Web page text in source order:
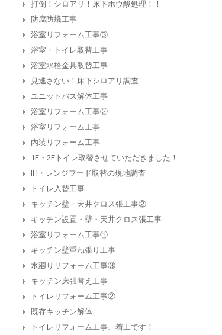
打倒！シロアリ！床下ホウ酸処理！！
防腐防蟻工事
浴室リフォーム工事③
浴室・トイレ取替工事
浴室水栓金具取替工事
見逃さない！床下シロアリ調査
ユニットバス解体工事
浴室リフォーム工事②
浴室リフォーム工事
内装リフォーム工事
1F・2Fトイレ取替させていただきました！
IH・レンジフード取替の現地調査
トイレ入替工事
キッチン壁・天井クロス張工事②
キッチン設置・壁・天井クロス張工事
浴室リフォーム工事①
キッチン壁重ね張り工事
水廻りリフォーム工事③
キッチン床張替え工事
トイレリフォーム工事②
既存キッチン解体
トイレリフォーム工事、着工です！